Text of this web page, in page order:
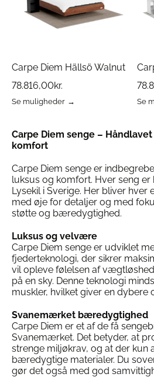
Carpe Diem Hällsö Walnut
78.816,00kr.
Se muligheder
har
flere
Mulighederne
kan
vælges
på
varesiden
Se
har
kan
på
Carpe Diem senge –
komfort
Carpe Diem senge er
luksus og komfort. Hver seng er
Lysekil i Sverige. Her bliver hver
med øje for detaljer og med
støtte og bæredygtighed.
Luksus og velvære
Carpe Diem senge er udviklet
fjederteknologi, der sikrer
vil opleve følelsen af
på en sky. Denne teknologi
muskler, hvilket giver en dybere
Svanemærket bæredygtighed
Carpe Diem er et af de få
Svanemærket. Det betyder, at
strenge miljøkrav, og at der kun
bæredygtige materialer. Du
gør det også med god